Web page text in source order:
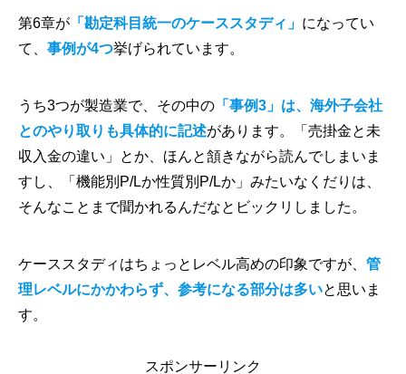
第6章が 「勘定科目統一のケーススタディ」 になってい
て、 事例が4つ挙げられています。
うち3つが製造業で、その中の 「事例3」は、海外子会社
とのやり取りも具体的に記述があります。「売掛金と未
収入金の違い」とか、ほんと頷きながら読んでしまいま
すし、「機能別P/Lか性質別P/Lか」みたいなくだりは、
そんなことまで聞かれるんだなとビックリしました。
ケーススタディはちょっとレベル高めの印象ですが、 管
理レベルにかかわらず、参考になる部分は多いと思いま
す。
スポンサーリンク